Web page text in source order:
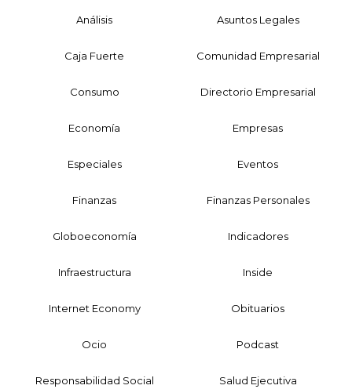
Análisis Asuntos Legales
Caja Fuerte Comunidad Empresarial
Consumo Directorio Empresarial
Economía Empresas
Especiales Eventos
Finanzas Finanzas Personales
Globoeconomía Indicadores
Infraestructura Inside
Internet Economy Obituarios
Ocio Podcast
Responsabilidad Social Salud Ejecutiva